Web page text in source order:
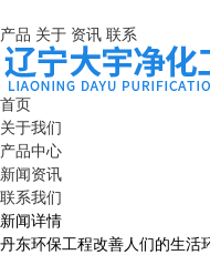
产品 关于 资讯 联系
首页
关于我们
产品中心
新闻资讯
联系我们
新闻详情
丹东环保工程改善人们的生活